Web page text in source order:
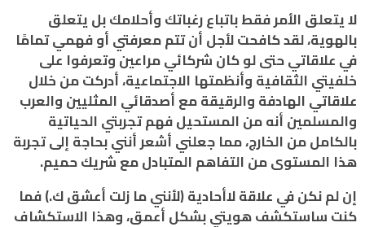
لا يتعلق الأمر فقط باتباع رغباتك وأحلامك بل يتعلق
بالهوية، لقد كافحت لأجل أن تتم معرفتي أو فهمي تمامًا
في علاقاتي حتى لو كان شركائي مراعين وتعرفوا على
خلفيتي الثقافية وأنظمتها الاجتماعية، أدركت من خلال
علاقاتي الهادفة والرقيقة مع أصدقائي المثليين والعرب
والمسلمين أنه من المستحيل فهم تجربتي الحياتية
بالكامل من الخارج، مما جعلني أشعر أنني بحاجة إلى تجربة
هذا المستوى من التفاهم المتبادل مع شريك حميم.
إن لم نكن في علاقة لاأحادية (لأنني ما زلت أعشق ك.) فما
كنت ساستكشف هويتي بشكل أعمق، وهذا الاستكشاف